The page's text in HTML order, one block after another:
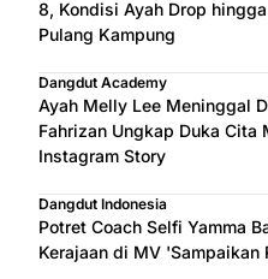
8, Kondisi Ayah Drop
Pulang Kampung
Dangdut Academy
Ayah Melly Lee Meninggal
Fahrizan Ungkap Duka Cita
Instagram Story
Dangdut Indonesia
Potret Coach Selfi Yamma
Kerajaan di MV 'Sampaikan